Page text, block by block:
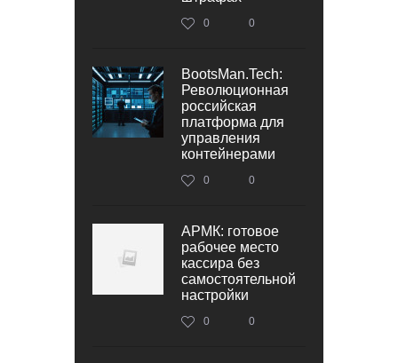
0 0
BootsMan.Tech:
Революционная
российская
платформа для
управления
контейнерами
0 0
АРМК: готовое
рабочее место
кассира без
самостоятельной
настройки
0 0